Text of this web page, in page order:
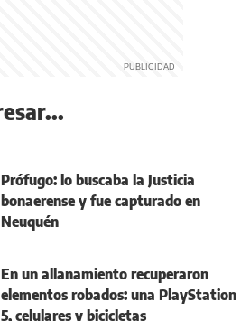
Prófugo: lo buscaba la Justicia
bonaerense y fue capturado en
Neuquén
En un allanamiento recuperaron
elementos robados: una PlayStation
5, celulares y bicicletas